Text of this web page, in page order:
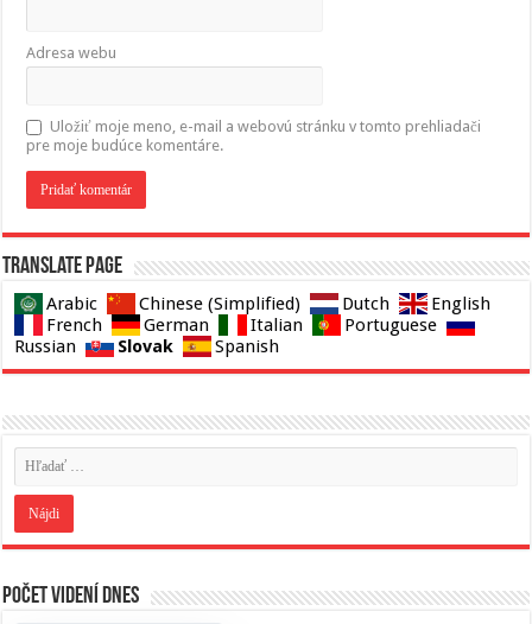
Adresa webu
Uložiť moje meno, e-mail a webovú stránku v tomto prehliadači
pre moje budúce komentáre.
Translate page
Arabic Chinese (Simplified) Dutch
English
French
German Italian
Portuguese
Russian
Slovak Spanish
Počet videní dnes